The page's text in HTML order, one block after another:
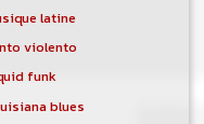
latine
violento
funk
blues
et peut-être
Il va
publique